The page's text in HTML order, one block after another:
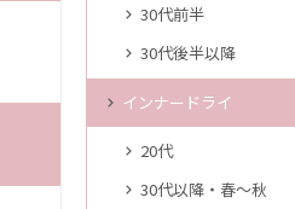
30代前半
30代後半以降
インナードライ
20代
30代以降・春～秋